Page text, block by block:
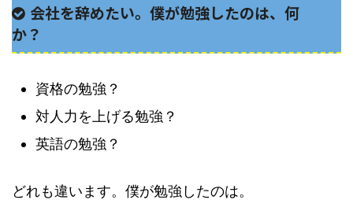
会社を辞めたい。僕が勉強したのは、何
か？
資格の勉強？
対人力を上げる勉強？
英語の勉強？
どれも違います。僕が勉強したのは。